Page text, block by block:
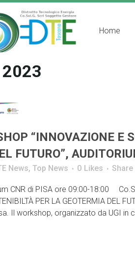
Home
2023
“INNOVAZIONE E
FUTURO”,
News, Top News 0 Likes Share
CNR di PISA ore 09:00-18:00
PER LA GEOTERMIA DEL
Il workshop, organizzato da UGI in